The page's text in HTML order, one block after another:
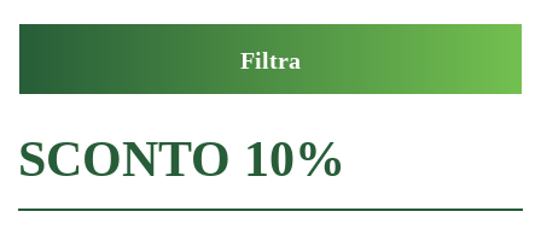
SCONTO 10%